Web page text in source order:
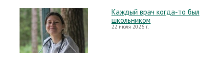
Каждый врач когда-то был
школьником
22 июля 2026 г.